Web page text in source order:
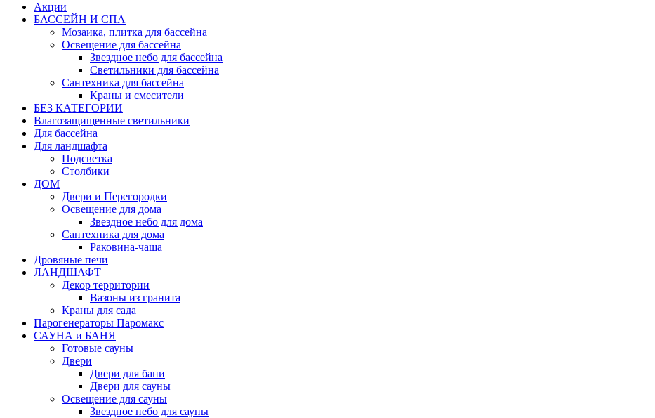
Акции
БАССЕЙН И СПА
Мозаика, плитка для бассейна
Освещение для бассейна
Звездное небо для бассейна
Светильники для бассейна
Сантехника для бассейна
Краны и смесители
БЕЗ КАТЕГОРИИ
Влагозащищенные светильники
Для бассейна
Для ландшафта
Подсветка
Столбики
ДОМ
Двери и Перегородки
Освещение для дома
Звездное небо для дома
Сантехника для дома
Раковина-чаша
Дровяные печи
ЛАНДШАФТ
Декор территории
Вазоны из гранита
Краны для сада
Парогенераторы Паромакс
САУНА и БАНЯ
Готовые сауны
Двери
Двери для бани
Двери для сауны
Освещение для сауны
Звездное небо для сауны